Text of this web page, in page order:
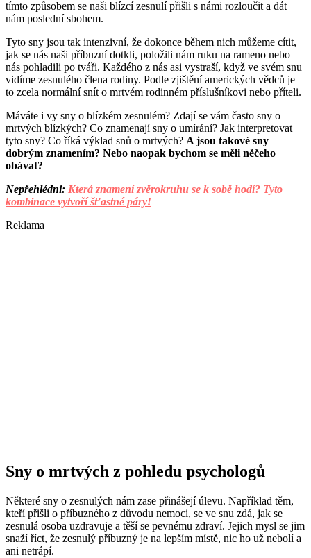
tímto způsobem se naši blízcí zesnulí přišli s námi rozloučit a dát
nám poslední sbohem.
Tyto sny jsou tak intenzivní, že dokonce během nich můžeme cítit,
jak se nás naši příbuzní dotkli, položili nám ruku na rameno nebo
nás pohladili po tváři. Každého z nás asi vystraší, když ve svém snu
vidíme zesnulého člena rodiny. Podle zjištění amerických vědců je
to zcela normální snít o mrtvém rodinném příslušníkovi nebo příteli.
Máváte i vy sny o blízkém zesnulém? Zdají se vám často sny o
mrtvých blízkých? Co znamenají sny o umírání? Jak interpretovat
tyto sny? Co říká výklad snů o mrtvých? A jsou takové sny
dobrým znamením? Nebo naopak bychom se měli něčeho
obávat?
Nepřehlédni: Která znamení zvěrokruhu se k sobě hodí? Tyto
kombinace vytvoří šťastné páry!
Reklama
Sny o mrtvých z pohledu psychologů
Některé sny o zesnulých nám zase přinášejí úlevu. Například těm,
kteří přišli o příbuzného z důvodu nemoci, se ve snu zdá, jak se
zesnulá osoba uzdravuje a těší se pevnému zdraví. Jejich mysl se jim
snaží říct, že zesnulý příbuzný je na lepším místě, nic ho už nebolí a
ani netrápí.